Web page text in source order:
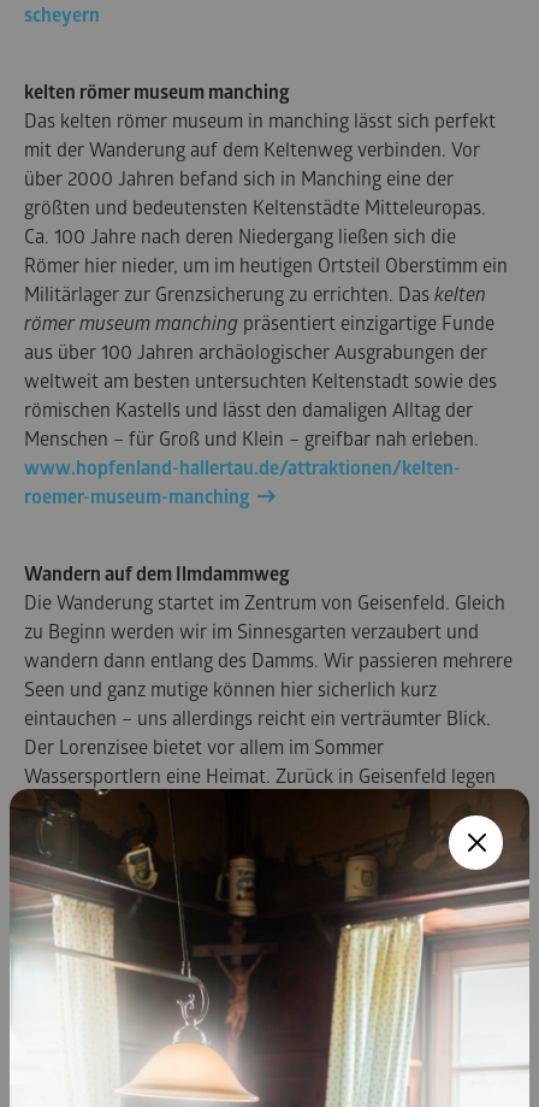
scheyern
kelten römer museum manching
Das kelten römer museum in manching lässt sich perfekt
mit der Wanderung auf dem Keltenweg verbinden. Vor
über 2000 Jahren befand sich in Manching eine der
größten und bedeutensten Keltenstädte Mitteleuropas.
Ca. 100 Jahre nach deren Niedergang ließen sich die
Römer hier nieder, um im heutigen Ortsteil Oberstimm ein
Militärlager zur Grenzsicherung zu errichten. Daskelten
römer museum manching präsentiert einzigartige Funde
aus über 100 Jahren archäologischer Ausgrabungen der
weltweit am besten untersuchten Keltenstadt sowie des
römischen Kastells und lässt den damaligen Alltag der
Menschen – für Groß und Klein – greifbar nah erleben.
www.hopfenland-hallertau.de/attraktionen/kelten-
roemer-museum-manching
Wandern auf dem Ilmdammweg
Die Wanderung startet im Zentrum von Geisenfeld. Gleich
zu Beginn werden wir im Sinnesgarten verzaubert und
wandern dann entlang des Damms. Wir passieren mehrere
Seen und ganz mutige können hier sicherlich kurz
eintauchen – uns allerdings reicht ein verträumter Blick.
Der Lorenzisee bietet vor allem im Sommer
Wassersportlern eine Heimat. Zurück in Geisenfeld legen
wir noch einen Abstecher zum Kloster ein.
www.kus-pfaffenhofen.de/tourismus/natur-
aktiv/wandern/#/de/kus-pfaffenhofen-
gesamt/default/detail/Tour/t_100269082/ilmdammweg
Die Panoramawege rund um Pfaffenhofen
Gleich vier Panoramawege lassen sich von Pfaffenhofen
erkunden. Gerade im Winter eröffnen diese einen ganz
eigenen Blick auf das Hopfenland. Mit angeeisten
Hopfenstangen, gefrorenen Seen und Weihern und